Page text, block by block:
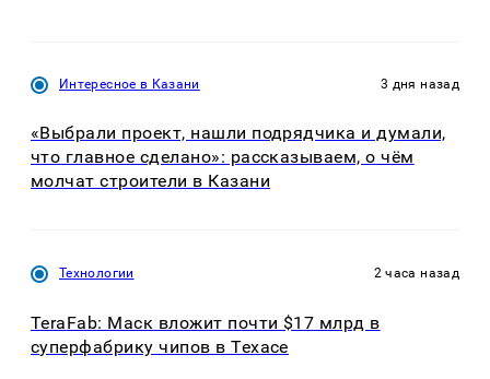
Интересное в Казани 3 дня назад
«Выбрали проект, нашли подрядчика и думали,
что главное сделано»: рассказываем, о чём
молчат строители в Казани
Технологии 2 часа назад
TeraFab: Маск вложит почти $17 млрд в
суперфабрику чипов в Техасе